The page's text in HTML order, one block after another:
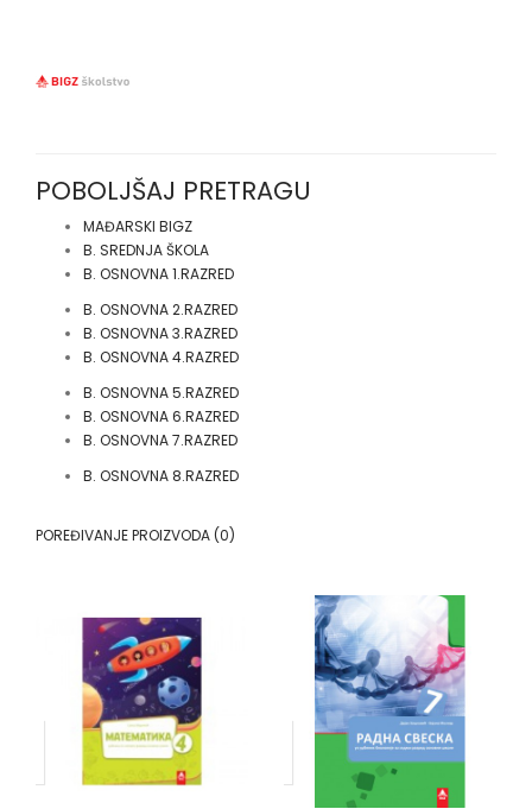
POBOLJŠAJ PRETRAGU
MAĐARSKI BIGZ
B. SREDNJA ŠKOLA
B. OSNOVNA 1.RAZRED
B. OSNOVNA 2.RAZRED
B. OSNOVNA 3.RAZRED
B. OSNOVNA 4.RAZRED
B. OSNOVNA 5.RAZRED
B. OSNOVNA 6.RAZRED
B. OSNOVNA 7.RAZRED
B. OSNOVNA 8.RAZRED
POREĐIVANJE PROIZVODA (0)